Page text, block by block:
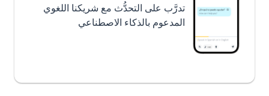
تدرَّب على التحدُّث مع شريكنا اللغوي
المدعوم بالذكاء الاصطناعي